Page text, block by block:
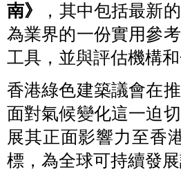
合
辦
的
「香
港
綠
色
建
築
週
2023」，
向
眾
南》
，其中包括最新
為業界的一份實用參
工具，並與評估機構
香港綠色建築議會在
面對氣候變化這一迫
展其正面影響力至香
標，為全球可持續發展